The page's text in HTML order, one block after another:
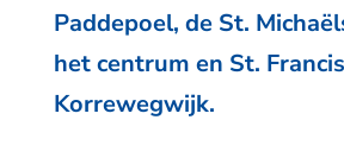
Paddepoel, de St.
het centrum en St.
Korrewegwijk.